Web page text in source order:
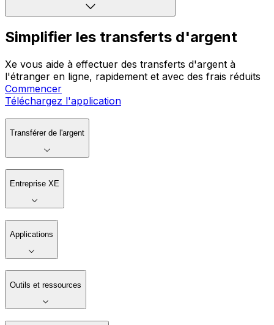
Simplifier les transferts d'argent
Xe vous aide à effectuer des transferts d'argent à
l'étranger en ligne, rapidement et avec des frais réduits
Commencer
Téléchargez l'application
Transférer de l'argent
Entreprise XE
Applications
Outils et ressources